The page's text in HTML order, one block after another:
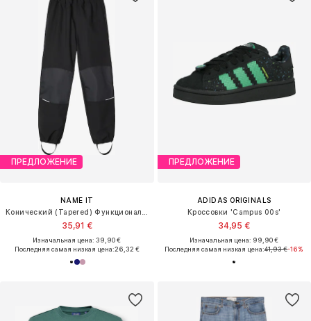
ПРЕДЛОЖЕНИЕ
NAME IT
35,91 €
Изначальная цена: 39,90 €
Последняя самая низкая цена:26,32 €
ПРЕДЛОЖЕНИЕ
ADIDAS ORIGINALS
Кроссовки 'Campus 00s'
34,95 €
Изначальная цена: 99,90 €
Последняя самая низкая цена:41,93 €-16%